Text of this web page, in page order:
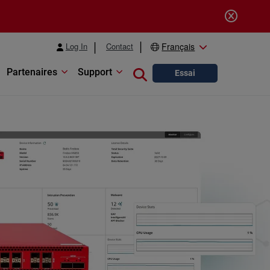
Log In Contact Français
Partenaires Support Close search
Essai